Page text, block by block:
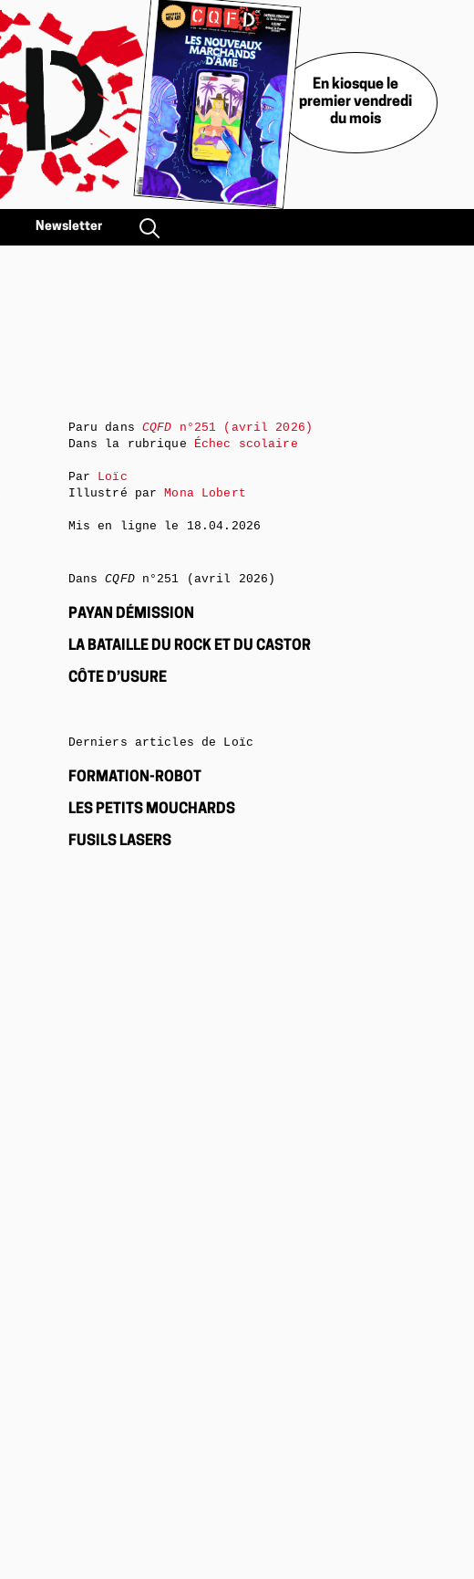
En kiosque le
premier vendredi
du mois
Newsletter
Paru dans CQFD n°251 (avril 2026)
Dans la rubrique Échec scolaire
Par Loïc
Illustré parMona Lobert
Mis en ligne le 18.04.2026
DansCQFDn°251 (avril 2026)
PAYAN DÉMISSION
LA BATAILLE DU ROCK ET DU CASTOR
CÔTE D’USURE
Derniers articles de Loïc
FORMATION-ROBOT
LES PETITS MOUCHARDS
FUSILS LASERS